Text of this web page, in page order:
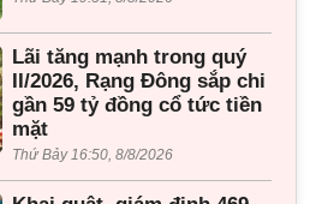
Lãi tăng mạnh trong quý
II/2026, Rạng Đông sắp chi
gần 59 tỷ đồng cổ tức tiền
mặt
Thứ Bảy 16:50, 8/8/2026